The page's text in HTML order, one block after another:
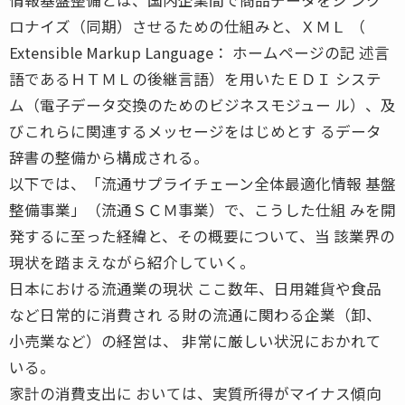
ロナイズ（同期）させるための仕組みと、ＸＭＬ （
Extensible Markup Language： ホームページの記 述言
語であるＨＴＭＬの後継言語）を用いたＥＤＩ システ
ム（電子データ交換のためのビジネスモジュー ル）、及
びこれらに関連するメッセージをはじめとす るデータ
辞書の整備から構成される。
以下では、「流通サプライチェーン全体最適化情報 基盤
整備事業」（流通ＳＣＭ事業）で、こうした仕組 みを開
発するに至った経緯と、その概要について、当 該業界の
現状を踏まえながら紹介していく。
日本における流通業の現状 ここ数年、日用雑貨や食品
など日常的に消費され る財の流通に関わる企業（卸、
小売業など）の経営は、 非常に厳しい状況におかれて
いる。
家計の消費支出に おいては、実質所得がマイナス傾向